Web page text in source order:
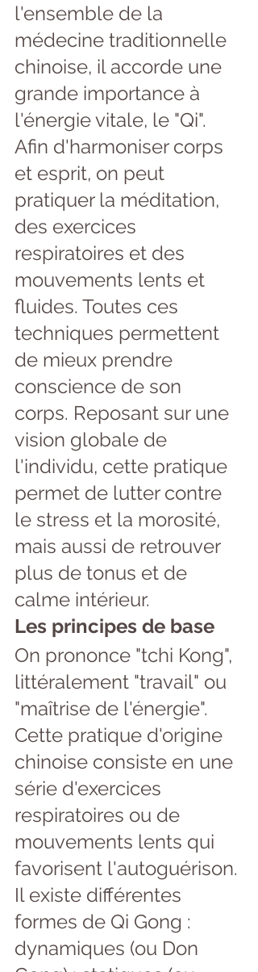
l'ensemble de la
médecine traditionnelle
chinoise, il accorde une
grande importance à
l'énergie vitale, le "Qi".
Afin d'harmoniser corps
et esprit, on peut
pratiquer la méditation,
des exercices
respiratoires et des
mouvements lents et
fluides. Toutes ces
techniques permettent
de mieux prendre
conscience de son
corps. Reposant sur une
vision globale de
l'individu, cette pratique
permet de lutter contre
le stress et la morosité,
mais aussi de retrouver
plus de tonus et de
calme intérieur.
Les principes de base
On prononce "tchi Kong",
littéralement "travail" ou
"maîtrise de l'énergie".
Cette pratique d'origine
chinoise consiste en une
série d'exercices
respiratoires ou de
mouvements lents qui
favorisent l'autoguérison.
Il existe différentes
formes de Qi Gong :
dynamiques (ou Don